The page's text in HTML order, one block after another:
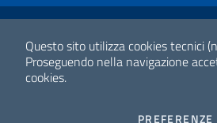
Questo sito utilizza cookies tecnici
Proseguendo nella navigazione
cookies.
PREFERENZE
Link Utili